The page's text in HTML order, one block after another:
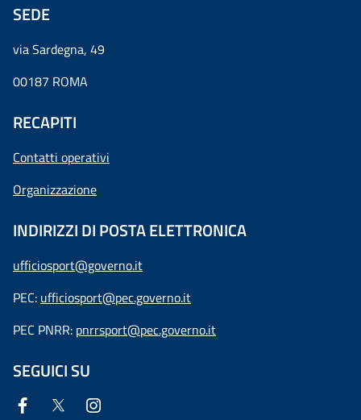
SEDE
via Sardegna, 49
00187 ROMA
RECAPITI
Contatti operativi
Organizzazione
INDIRIZZI DI POSTA ELETTRONICA
ufficiosport@governo.it
PEC: ufficiosport@pec.governo.it
PEC PNRR: pnrrsport@pec.governo.it
SEGUICI SU